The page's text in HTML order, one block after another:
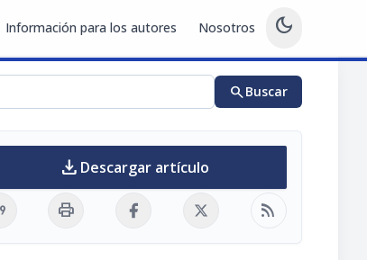
Información para los autores Nosotros dark_mode
searchBuscar
download Descargar artículo
print rss_feed